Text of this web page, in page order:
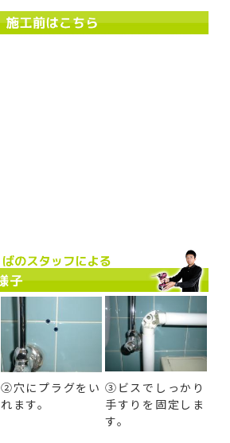
②穴にプラグをい
れます。
③ビスでしっかり
手すりを固定しま
す。